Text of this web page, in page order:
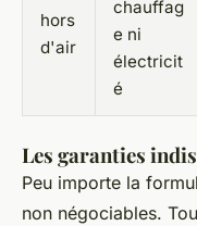
hors
d'air
chauffag
e ni
électricit
é
Les garanties
Peu importe la
non négociables.